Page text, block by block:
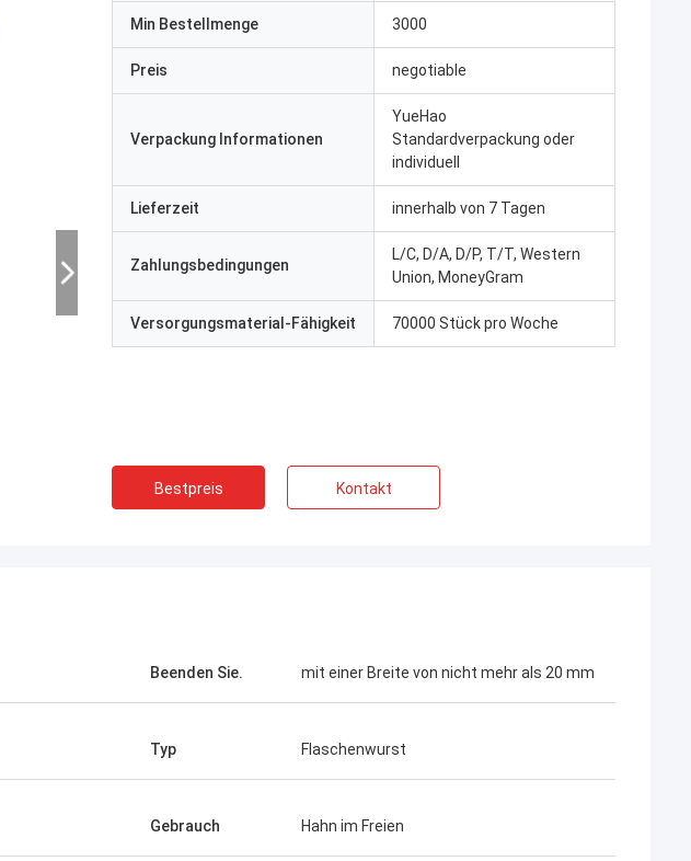
Min Bestellmenge 3000
Preis negotiable
Verpackung Informationen
YueHao
Standardverpackung oder
individuell
Lieferzeit innerhalb von 7 Tagen
Zahlungsbedingungen
L/C, D/A, D/P, T/T, Western
Union, MoneyGram
Versorgungsmaterial-Fähigkeit 70000 Stück pro Woche
Bestpreis Kontakt
Beenden Sie. mit einer Breite von nicht mehr als 20 mm
Typ Flaschenwurst
Gebrauch Hahn im Freien